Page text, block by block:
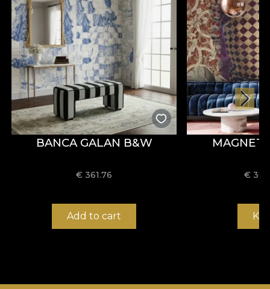
BANCA GALAN B&W
€361.76
Add to cart
€